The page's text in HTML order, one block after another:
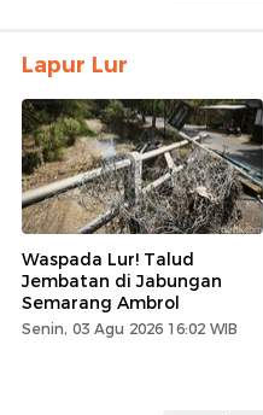
Lapur Lur
Waspada Lur! Talud
Jembatan di Jabungan
Semarang Ambrol
Senin, 03 Agu 2026 16:02 WIB